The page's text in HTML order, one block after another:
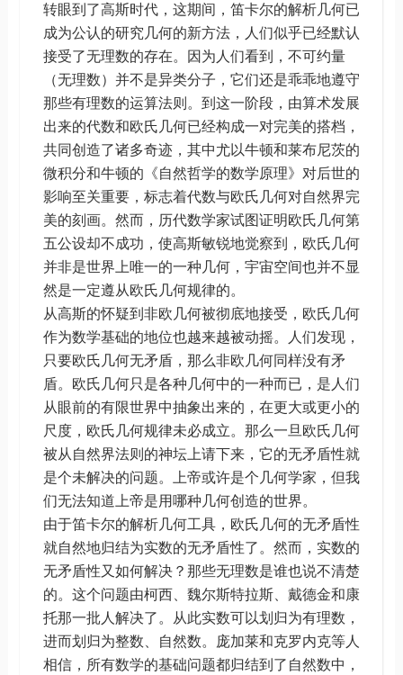
转眼到了高斯时代，这期间，笛卡尔的解析几何已
成为公认的研究几何的新方法，人们似乎已经默认
接受了无理数的存在。因为人们看到，不可约量
（无理数）并不是异类分子，它们还是乖乖地遵守
那些有理数的运算法则。到这一阶段，由算术发展
出来的代数和欧氏几何已经构成一对完美的搭档，
共同创造了诸多奇迹，其中尤以牛顿和莱布尼茨的
微积分和牛顿的《自然哲学的数学原理》对后世的
影响至关重要，标志着代数与欧氏几何对自然界完
美的刻画。然而，历代数学家试图证明欧氏几何第
五公设却不成功，使高斯敏锐地觉察到，欧氏几何
并非是世界上唯一的一种几何，宇宙空间也并不显
然是一定遵从欧氏几何规律的。
从高斯的怀疑到非欧几何被彻底地接受，欧氏几何
作为数学基础的地位也越来越被动摇。人们发现，
只要欧氏几何无矛盾，那么非欧几何同样没有矛
盾。欧氏几何只是各种几何中的一种而已，是人们
从眼前的有限世界中抽象出来的，在更大或更小的
尺度，欧氏几何规律未必成立。那么一旦欧氏几何
被从自然界法则的神坛上请下来，它的无矛盾性就
是个未解决的问题。上帝或许是个几何学家，但我
们无法知道上帝是用哪种几何创造的世界。
由于笛卡尔的解析几何工具，欧氏几何的无矛盾性
就自然地归结为实数的无矛盾性了。然而，实数的
无矛盾性又如何解决？那些无理数是谁也说不清楚
的。这个问题由柯西、魏尔斯特拉斯、戴德金和康
托那一批人解决了。从此实数可以划归为有理数，
进而划归为整数、自然数。庞加莱和克罗内克等人
相信，所有数学的基础问题都归结到了自然数中，